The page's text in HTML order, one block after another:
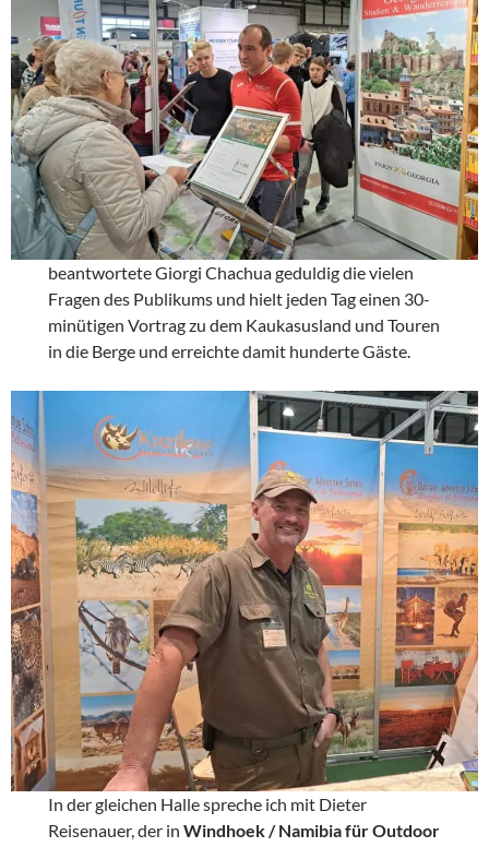
beantwortete Giorgi Chachua geduldig die vielen
Fragen des Publikums und hielt jeden Tag einen 30-
minütigen Vortrag zu dem Kaukasusland und Touren
in die Berge und erreichte damit hunderte Gäste.
In der gleichen Halle spreche ich mit Dieter
Reisenauer, der inWindhoek / Namibia für Outdoor